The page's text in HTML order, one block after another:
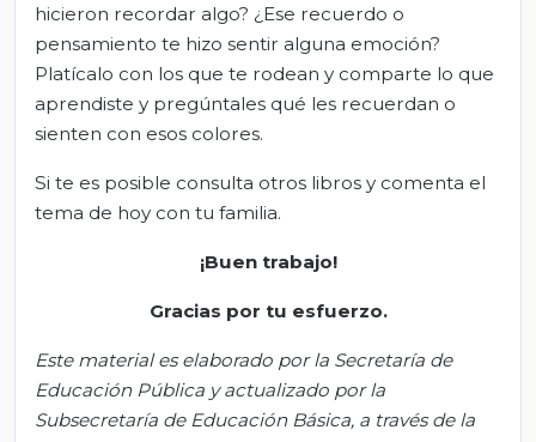
hicieron recordar algo? ¿Ese recuerdo o
pensamiento te hizo sentir alguna emoción?
Platícalo con los que te rodean y comparte lo que
aprendiste y pregúntales qué les recuerdan o
sienten con esos colores.
Si te es posible consulta otros libros y comenta el
tema de hoy con tu familia.
¡Buen trabajo!
Gracias por tu esfuerzo.
Este material es elaborado por la Secretaría de
Educación Pública y actualizado por la
Subsecretaría de Educación Básica, a través de la